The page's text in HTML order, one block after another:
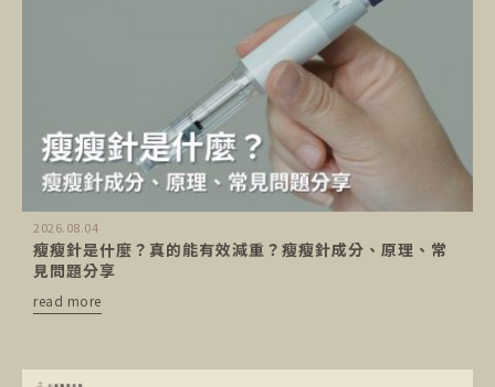
2026.08.04
瘦瘦針是什麼？真的能有效減重？瘦瘦針成分、原理、常
見問題分享
read more